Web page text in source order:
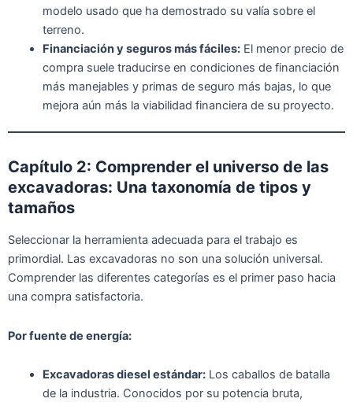
modelo usado que ha demostrado su valía sobre el
terreno.
Financiación y seguros más fáciles:El menor precio de
compra suele traducirse en condiciones de financiación
más manejables y primas de seguro más bajas, lo que
mejora aún más la viabilidad financiera de su proyecto.
Capítulo 2: Comprender el universo de las
excavadoras: Una taxonomía de tipos y
tamaños
Seleccionar la herramienta adecuada para el trabajo es
primordial. Las excavadoras no son una solución universal.
Comprender las diferentes categorías es el primer paso hacia
una compra satisfactoria.
Por fuente de energía:
Excavadoras diesel estándar:Los caballos de batalla
de la industria. Conocidos por su potencia bruta,